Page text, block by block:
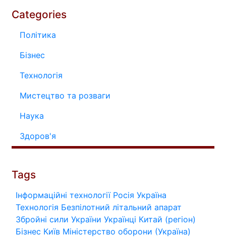
Categories
Політика
Бізнес
Технологія
Мистецтво та розваги
Наука
Здоров'я
Tags
Інформаційні технології Росія Україна
Технологія Безпілотний літальний апарат
Збройні сили України Українці Китай (регіон)
Бізнес Київ Міністерство оборони (Україна)